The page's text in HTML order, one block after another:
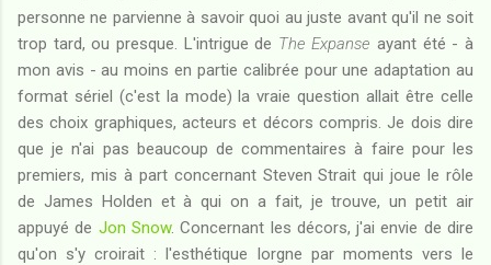
personne ne parvienne à savoir quoi au juste avant qu'il ne soit
trop tard, ou presque. L'intrigue de The Expanse ayant été - à
mon avis - au moins en partie calibrée pour une adaptation au
format sériel (c'est la mode) la vraie question allait être celle
des choix graphiques, acteurs et décors compris. Je dois dire
que je n'ai pas beaucoup de commentaires à faire pour les
premiers, mis à part concernant Steven Strait qui joue le rôle
de James Holden et à qui on a fait, je trouve, un petit air
appuyé de Jon Snow. Concernant les décors, j'ai envie de dire
qu'on s'y croirait : l'esthétique lorgne par moments vers le